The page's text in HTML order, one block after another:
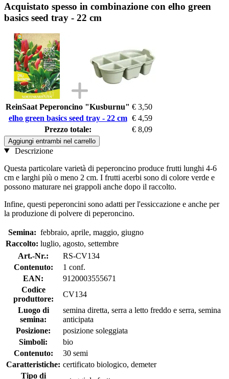
Acquistato spesso in combinazione con elho green
basics seed tray - 22 cm
ReinSaat Peperoncino "Kusburnu" € 3,50
elho green basics seed tray - 22 cm € 4,59
Prezzo totale:
€ 8,09
Aggiungi entrambi nel carrello
Descrizione
Questa particolare varietà di peperoncino produce frutti lunghi 4-6
cm e larghi più o meno 2 cm. I frutti acerbi sono di colore verde e
possono maturare nei grappoli anche dopo il raccolto.
Infine, questi peperoncini sono adatti per l'essiccazione e anche per
la produzione di polvere di peperoncino.
Semina: febbraio, aprile, maggio, giugno
Raccolto: luglio, agosto, settembre
Art.-Nr.:
RS-CV134
Contenuto:
1 conf.
EAN:
9120003555671
Codice
produttore:
CV134
Luogo di
semina:
semina diretta, serra a letto freddo e serra, semina
anticipata
Posizione:
posizione soleggiata
Simboli:
bio
Contenuto:
30 semi
Caratteristiche: certificato biologico, demeter
Tipo di